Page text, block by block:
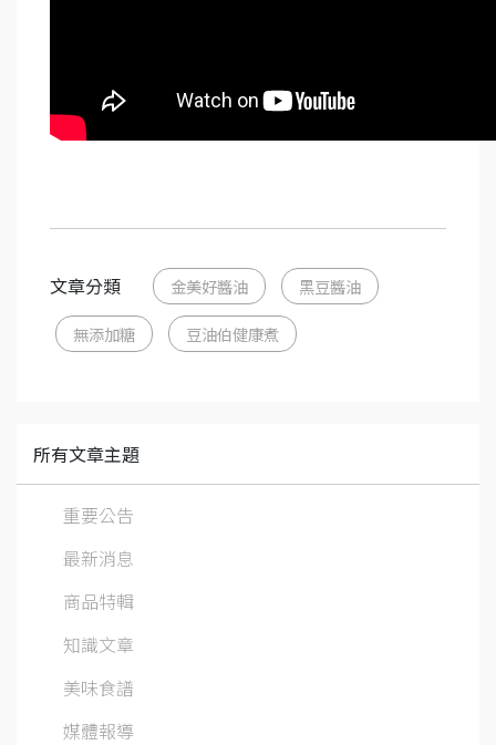
文章分類 金美好醬油 黑豆醬油
無添加糖 豆油伯健康煮
所有文章主題
重要公告
最新消息
商品特輯
知識文章
美味食譜
媒體報導